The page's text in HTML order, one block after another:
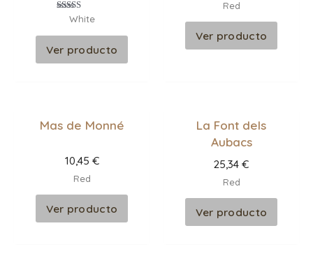
Valorado
5.00
White
Ver producto
Red
Ver producto
Mas de Monné
10,45 €
Red
Ver producto
La Font dels
Aubacs
25,34 €
Red
Ver producto